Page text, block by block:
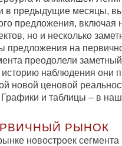
в предыдущие месяцы,
предложения, включая
но и несколько
предложения на
преодолели
наблюдения они
новой ценовой
Графики и таблицы – в
РЫНОК
новостроек